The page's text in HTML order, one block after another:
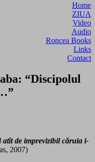
Home
ZIUA
Video
Audio
Roncea Books
Links
Contact
“Discipolul
atît de imprevizibil căruia i-
2007)